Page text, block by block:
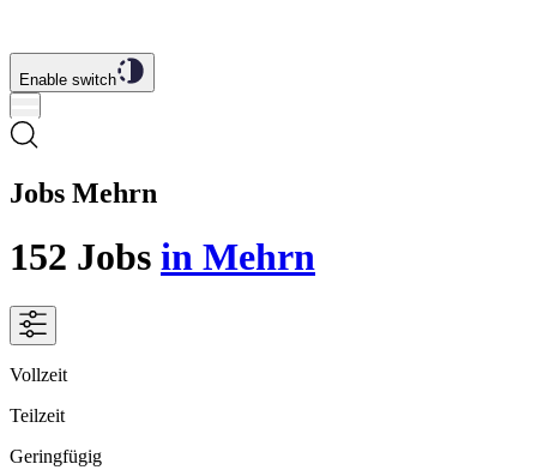
Enable switch
Jobs Mehrn
152 Jobs in Mehrn
Vollzeit
Teilzeit
Geringfügig